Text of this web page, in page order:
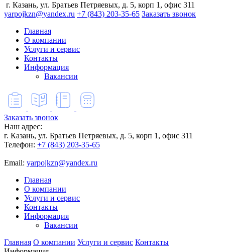
г. Казань, ул. Братьев Петряевых, д. 5, корп 1, офис 311
yarpojkzn@yandex.ru +7 (843) 203-35-65 Заказать звонок
Главная
О компании
Услуги и сервис
Контакты
Информация
Вакансии
Заказать звонок
Наш адрес:
г. Казань, ул. Братьев Петряевых, д. 5, корп 1, офис 311
Телефон: +7 (843) 203-35-65
Email: yarpojkzn@yandex.ru
Главная
О компании
Услуги и сервис
Контакты
Информация
Вакансии
Главная О компании Услуги и сервис Контакты